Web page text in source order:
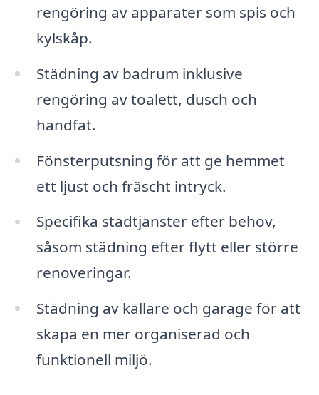
rengöring av apparater som spis och
kylskåp.
Städning av badrum inklusive
rengöring av toalett, dusch och
handfat.
Fönsterputsning för att ge hemmet
ett ljust och fräscht intryck.
Specifika städtjänster efter behov,
såsom städning efter flytt eller större
renoveringar.
Städning av källare och garage för att
skapa en mer organiserad och
funktionell miljö.